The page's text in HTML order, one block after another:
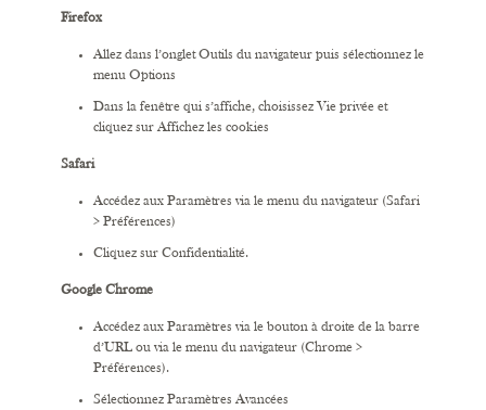
Firefox
Allez dans l’onglet Outils du navigateur puis sélectionnez le
menu Options
Dans la fenêtre qui s’affiche, choisissez Vie privée et
cliquez sur Affichez les cookies
Safari
Accédez aux Paramètres via le menu du navigateur (Safari
> Préférences)
Cliquez sur Confidentialité.
Google Chrome
Accédez aux Paramètres via le bouton à droite de la barre
d’URL ou via le menu du navigateur (Chrome >
Préférences).
Sélectionnez Paramètres Avancées